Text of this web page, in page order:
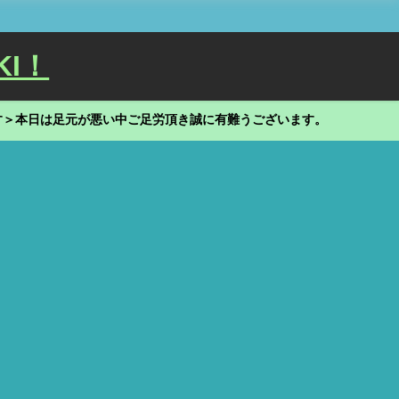
！
本日は足元が悪い中ご足労頂き誠に有難うございます。